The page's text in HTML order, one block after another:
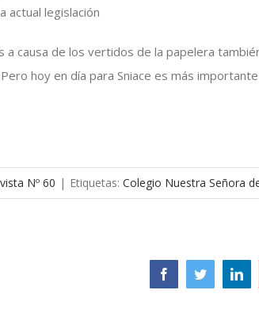
actual legislación
a causa de los vertidos de la papelera
hoy en día para Sniace es más
Nº 60 | Etiquetas:Colegio Nuestra Señora
FacebookTwitter